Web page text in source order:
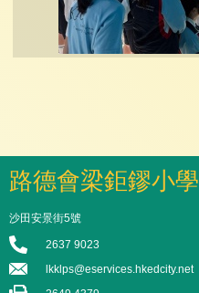
路德會梁鉅鏐小學
沙田安景街5號
2637 9023
lkklps@eservices.hkedcity.net